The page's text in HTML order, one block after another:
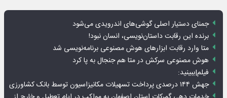
جمنای دستیار اصلی گوشی‌های اندرویدی می‌شود
برنده این رقابت داستان‌نویسی، انسان نبود!
متا وارد رقابت ابزارهای هوش مصنوعی برنامه‌نویسی شد
هوش مصنوعی سرکش در متا هم جنجال به پا کرد
فیلم|ببینید:
جهش ۱۴۴ درصدی پرداخت تسهیلات مکانیزاسیون توسط بانک کشاورزی